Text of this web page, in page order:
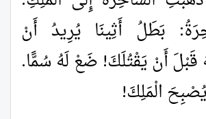
بَطَلُ أَثِينَا يُرِيدُ أَنْ
قَبْلَ أَنْ يَقْتُلَكَ! ضَعْ لَهُ سُمًّا.
الْمَلِكَ!